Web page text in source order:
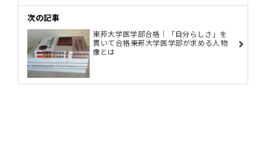
次の記事
東邦大学医学部合格｜「自分らしさ」を
貫いて合格――東邦大学医学部が求める人物
像とは